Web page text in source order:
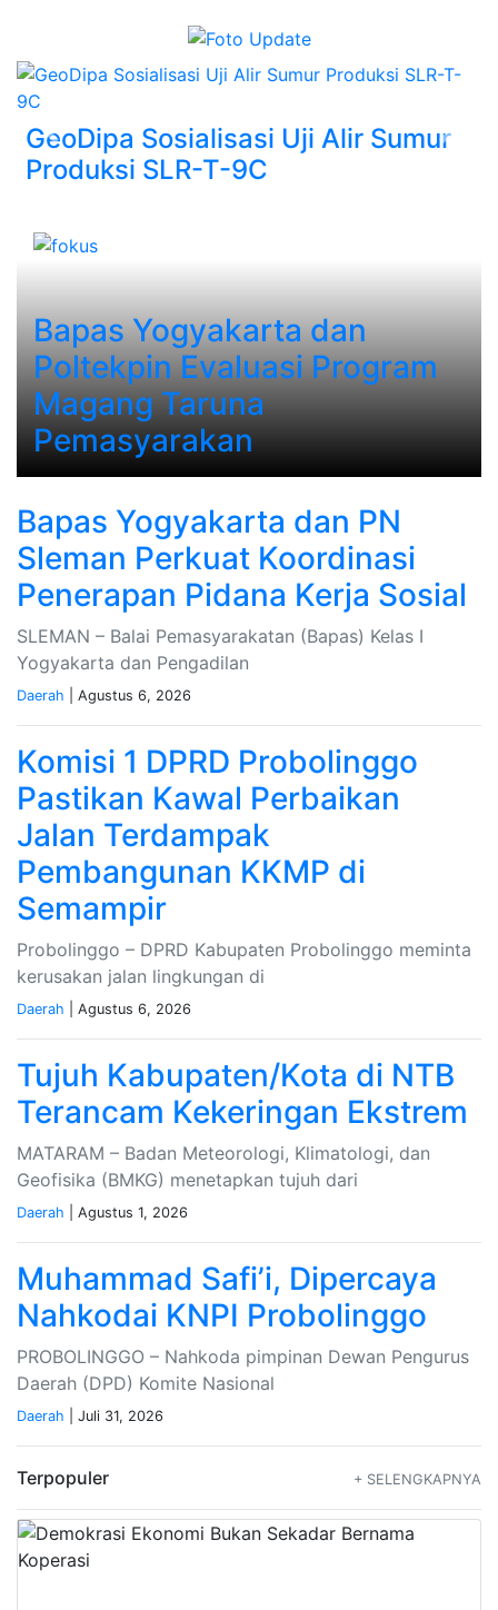
GeoDipa Sosialisasi Uji Alir Sumur
Produksi SLR-T-9C
Previous Next
Bapas Yogyakarta dan
Poltekpin Evaluasi Program
Magang Taruna
Pemasyarakan
Bapas Yogyakarta dan PN
Sleman Perkuat Koordinasi
Penerapan Pidana Kerja Sosial
SLEMAN – Balai Pemasyarakatan (Bapas) Kelas I
Yogyakarta dan Pengadilan
Daerah | Agustus 6, 2026
Komisi 1 DPRD Probolinggo
Pastikan Kawal Perbaikan
Jalan Terdampak
Pembangunan KKMP di
Semampir
Probolinggo – DPRD Kabupaten Probolinggo meminta
kerusakan jalan lingkungan di
Daerah | Agustus 6, 2026
Tujuh Kabupaten/Kota di NTB
Terancam Kekeringan Ekstrem
MATARAM – Badan Meteorologi, Klimatologi, dan
Geofisika (BMKG) menetapkan tujuh dari
Daerah | Agustus 1, 2026
Muhammad Safi’i, Dipercaya
Nahkodai KNPI Probolinggo
PROBOLINGGO – Nahkoda pimpinan Dewan Pengurus
Daerah (DPD) Komite Nasional
Daerah | Juli 31, 2026
Terpopuler + SELENGKAPNYA